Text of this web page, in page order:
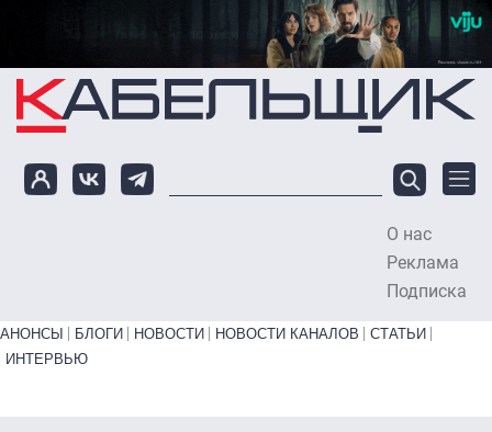
Перейти к основному содержанию
О нас
Реклама
Подписка
Primary links bottom
АНОНСЫ БЛОГИ НОВОСТИ НОВОСТИ КАНАЛОВ
СТАТЬИ
ИНТЕРВЬЮ